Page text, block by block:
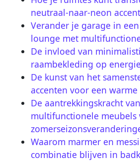
neutraal-naar-neon
Verander je garage in
lounge met
De invloed van
raambekleding op
De kunst van het
accenten voor een
De aantrekkingskracht van
multifunctionele meubels
Waarom marmer en
combinatie blijven in